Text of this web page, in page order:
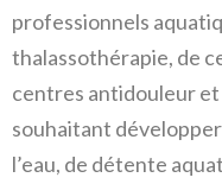
professionnels
thalassothérapie, de
centres antidouleur
souhaitant
l’eau, de détente